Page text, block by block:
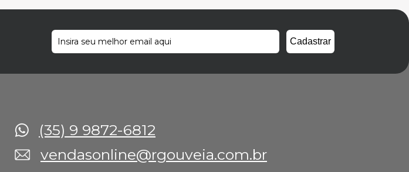
(35) 9 9872-6812
vendasonline@rgouveia.com.br